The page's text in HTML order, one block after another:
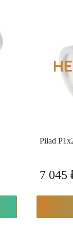
Pilad
7 045